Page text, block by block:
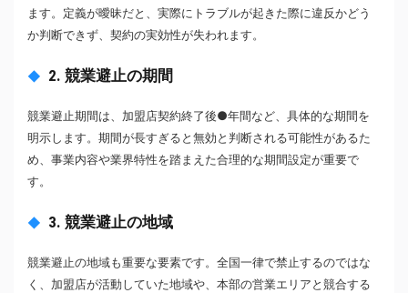
ます。定義が曖昧だと、実際にトラブルが起きた際に違反かどう
か判断できず、契約の実効性が失われます。
2. 競業避止の期間
競業避止期間は、加盟店契約終了後●年間など、具体的な期間を
明示します。期間が長すぎると無効と判断される可能性があるた
め、事業内容や業界特性を踏まえた合理的な期間設定が重要で
す。
3. 競業避止の地域
競業避止の地域も重要な要素です。全国一律で禁止するのではな
く、加盟店が活動していた地域や、本部の営業エリアと競合する